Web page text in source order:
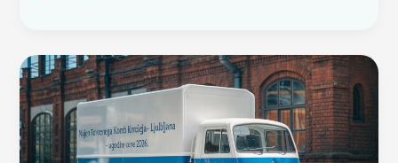
Maribor
2026
–
Primerjava
Cen